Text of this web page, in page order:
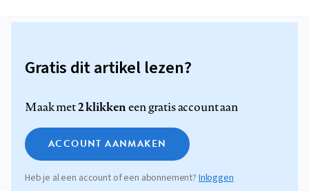
Gratis dit artikel lezen?
Maak met2 klikkeneen gratis account aan
ACCOUNT AANMAKEN
Heb je al een account of een abonnement? Inloggen